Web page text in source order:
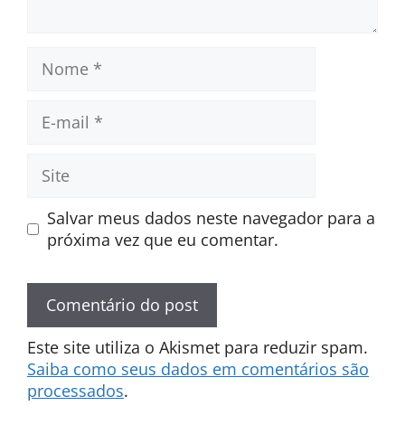
mail
Site
Salvar meus dados neste navegador para a
próxima vez que eu comentar.
Este site utiliza o Akismet para reduzir spam.
Saiba como seus dados em comentários são
processados.